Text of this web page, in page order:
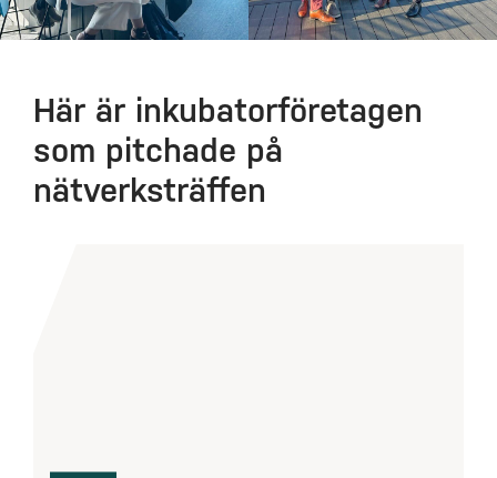
Här är inkubatorföretagen
som pitchade på
nätverksträffen